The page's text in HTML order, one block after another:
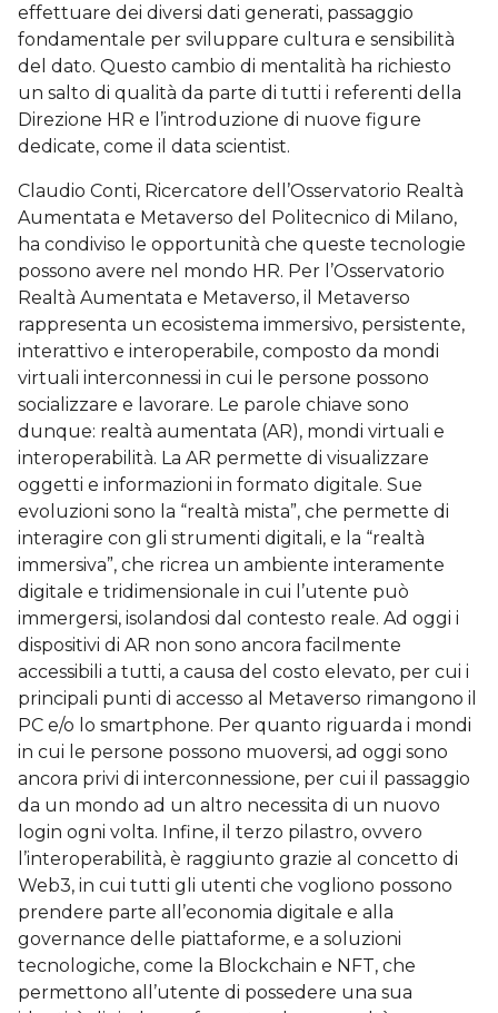
effettuare dei diversi dati generati, passaggio
fondamentale per sviluppare cultura e sensibilità
del dato. Questo cambio di mentalità ha richiesto
un salto di qualità da parte di tutti i referenti della
Direzione HR e l’introduzione di nuove figure
dedicate, come il data scientist.
Claudio Conti, Ricercatore dell’Osservatorio Realtà
Aumentata e Metaverso del Politecnico di Milano,
ha condiviso le opportunità che queste tecnologie
possono avere nel mondo HR. Per l’Osservatorio
Realtà Aumentata e Metaverso, il Metaverso
rappresenta un ecosistema immersivo, persistente,
interattivo e interoperabile, composto da mondi
virtuali interconnessi in cui le persone possono
socializzare e lavorare. Le parole chiave sono
dunque: realtà aumentata (AR), mondi virtuali e
interoperabilità. La AR permette di visualizzare
oggetti e informazioni in formato digitale. Sue
evoluzioni sono la “realtà mista”, che permette di
interagire con gli strumenti digitali, e la “realtà
immersiva”, che ricrea un ambiente interamente
digitale e tridimensionale in cui l’utente può
immergersi, isolandosi dal contesto reale. Ad oggi i
dispositivi di AR non sono ancora facilmente
accessibili a tutti, a causa del costo elevato, per cui i
principali punti di accesso al Metaverso rimangono il
PC e/o lo smartphone. Per quanto riguarda i mondi
in cui le persone possono muoversi, ad oggi sono
ancora privi di interconnessione, per cui il passaggio
da un mondo ad un altro necessita di un nuovo
login ogni volta. Infine, il terzo pilastro, ovvero
l’interoperabilità, è raggiunto grazie al concetto di
Web3, in cui tutti gli utenti che vogliono possono
prendere parte all’economia digitale e alla
governance delle piattaforme, e a soluzioni
tecnologiche, come la Blockchain e NFT, che
permettono all’utente di possedere una sua